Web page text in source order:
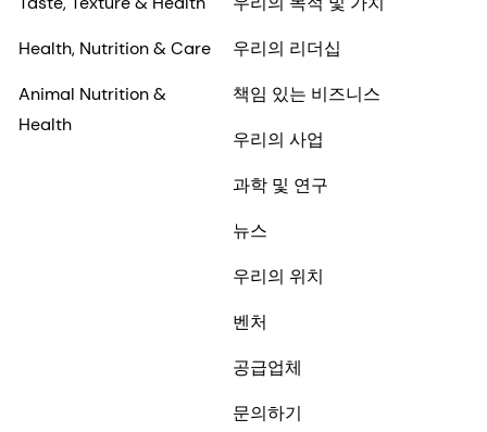
Health, Nutrition & Care
Animal Nutrition &
Health
우리의 리더십
책임 있는 비즈니스
우리의 사업
과학 및 연구
뉴스
우리의 위치
벤처
공급업체
문의하기